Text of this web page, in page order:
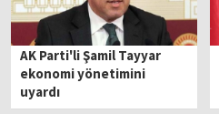
AK Parti'li Şamil Tayyar
ekonomi yönetimini
uyardı